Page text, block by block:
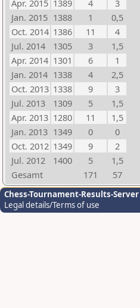
Apr. 2015 1389 4
3
Jan. 2015 1388 1
0,5
Oct. 2014 1386 11
4
Jul. 2014
1305 3
1,5
Apr. 2014 1301 6
1
Jan. 2014 1338 4
2,5
Oct. 2013 1338 9
3
Jul. 2013
1309 5
1,5
Apr. 2013 1280 11
1,5
Jan. 2013 1349 0
0
Oct. 2012 1349 9
2
Jul. 2012
1400 5
1,5
Gesamt
171 57
Chess-Tournament-Results-Server
Legal details/Terms of use